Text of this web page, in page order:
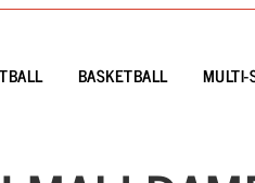
BASKETBALL MULTI-